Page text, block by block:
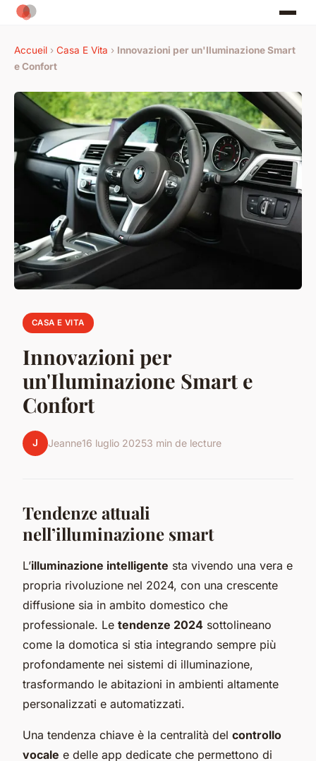
Accueil › Casa E Vita › Innovazioni per un'Iluminazione Smart
e Confort
CASA E VITA
Innovazioni per
un'Iluminazione Smart e
Confort
J Jeanne16 luglio 20253 min de lecture
Tendenze attuali
nell’illuminazione smart
L’illuminazione intelligente sta vivendo una vera e
propria rivoluzione nel 2024, con una crescente
diffusione sia in ambito domestico che
professionale. Le tendenze 2024 sottolineano
come la domotica si stia integrando sempre più
profondamente nei sistemi di illuminazione,
trasformando le abitazioni in ambienti altamente
personalizzati e automatizzati.
Una tendenza chiave è la centralità del controllo
vocale e delle app dedicate che permettono di